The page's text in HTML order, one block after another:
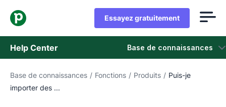
Essayez gratuitement
Help Center Base de connaissances
Base de connaissances
Base de connaissances / Fonctions / Produits / Puis-je
importer des ...